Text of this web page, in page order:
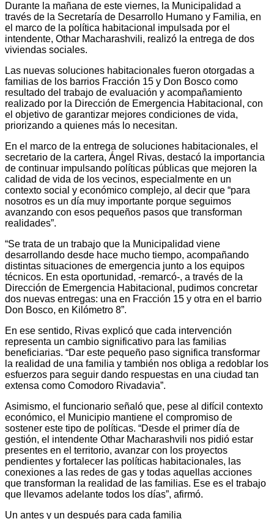
Durante la mañana de este viernes, la Municipalidad a
través de la Secretaría de Desarrollo Humano y Familia, en
el marco de la política habitacional impulsada por el
intendente, Othar Macharashvili, realizó la entrega de dos
viviendas sociales.
Las nuevas soluciones habitacionales fueron otorgadas a
familias de los barrios Fracción 15 y Don Bosco como
resultado del trabajo de evaluación y acompañamiento
realizado por la Dirección de Emergencia Habitacional, con
el objetivo de garantizar mejores condiciones de vida,
priorizando a quienes más lo necesitan.
En el marco de la entrega de soluciones habitacionales, el
secretario de la cartera, Ángel Rivas, destacó la importancia
de continuar impulsando políticas públicas que mejoren la
calidad de vida de los vecinos, especialmente en un
contexto social y económico complejo, al decir que “para
nosotros es un día muy importante porque seguimos
avanzando con esos pequeños pasos que transforman
realidades”.
“Se trata de un trabajo que la Municipalidad viene
desarrollando desde hace mucho tiempo, acompañando
distintas situaciones de emergencia junto a los equipos
técnicos. En esta oportunidad, -remarcó-, a través de la
Dirección de Emergencia Habitacional, pudimos concretar
dos nuevas entregas: una en Fracción 15 y otra en el barrio
Don Bosco, en Kilómetro 8”.
En ese sentido, Rivas explicó que cada intervención
representa un cambio significativo para las familias
beneficiarias. “Dar este pequeño paso significa transformar
la realidad de una familia y también nos obliga a redoblar los
esfuerzos para seguir dando respuestas en una ciudad tan
extensa como Comodoro Rivadavia”.
Asimismo, el funcionario señaló que, pese al difícil contexto
económico, el Municipio mantiene el compromiso de
sostener este tipo de políticas. “Desde el primer día de
gestión, el intendente Othar Macharashvili nos pidió estar
presentes en el territorio, avanzar con los proyectos
pendientes y fortalecer las políticas habitacionales, las
conexiones a las redes de gas y todas aquellas acciones
que transforman la realidad de las familias. Ese es el trabajo
que llevamos adelante todos los días”, afirmó.
Un antes y un después para cada familia